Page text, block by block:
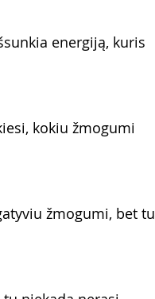
energiją, kuris
kokiu žmogumi
žmogumi, bet tu